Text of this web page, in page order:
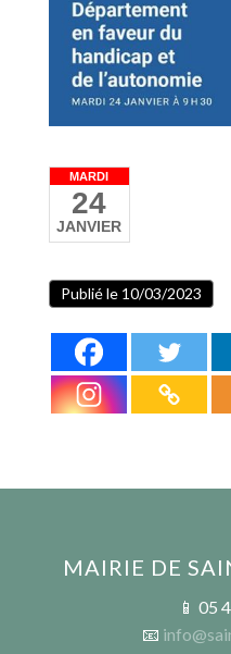
MARDI
24
JANVIER
Publié le 10/03/2023
MAIRIE DE
📱 05
📧